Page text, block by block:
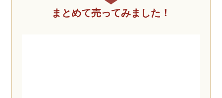
まとめて売ってみました！